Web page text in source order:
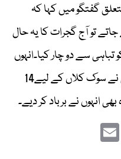
گفتگو میں کہا کہ
تو آج گجرات کا یہ حال
سے دو چار کیا۔انہوں
نے مزید کہا کہ چودھری مونس الٰہی نے سوک کلاں کے لیے14
انہوں نے برباد کر دیے۔
Email